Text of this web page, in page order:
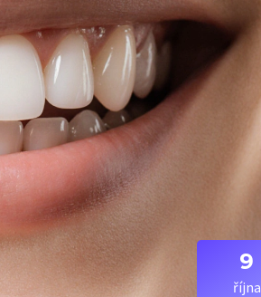
9
října